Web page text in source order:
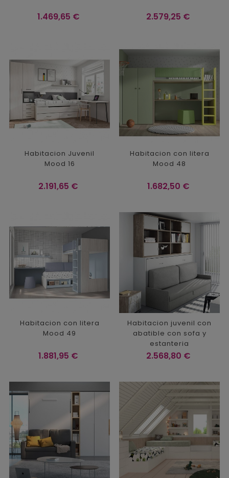
Precio
1.469,65 € Precio
2.579,25 €
Habitacion Juvenil
Mood 16
Precio
2.191,65 €
Habitacion con litera
Mood 48
Precio
1.682,50 €
Habitacion con litera
Mood 49
Precio
1.881,95 €
Habitacion juvenil con
abatible con sofa y
estanteria
Precio
2.568,80 €